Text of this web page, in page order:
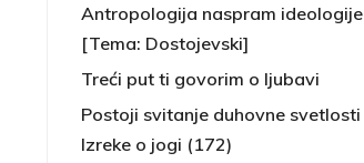
Antropologija naspram ideologije
[Tema: Dostojevski]
Treći put ti govorim o ljubavi
Postoji svitanje duhovne svetlosti
Izreke o jogi (172)